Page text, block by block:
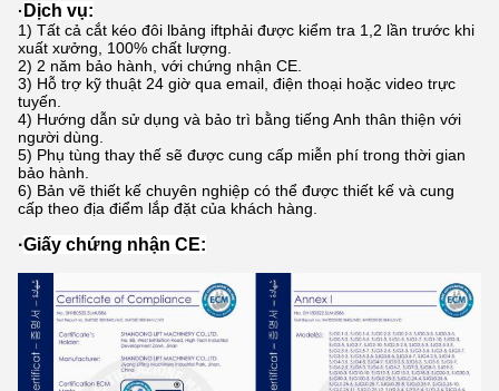
· Dịch vụ:
1) Tất cả cắt kéo đôi lbảng iftphải được kiểm tra 1,2 lần trước khi
xuất xưởng, 100% chất lượng.
2) 2 năm bảo hành, với chứng nhận CE.
3) Hỗ trợ kỹ thuật 24 giờ qua email, điện thoại hoặc video trực
tuyến.
4) Hướng dẫn sử dụng và bảo trì bằng tiếng Anh thân thiện với
người dùng.
5) Phụ tùng thay thế sẽ được cung cấp miễn phí trong thời gian
bảo hành.
6) Bản vẽ thiết kế chuyên nghiệp có thể được thiết kế và cung
cấp theo địa điểm lắp đặt của khách hàng.
·Giấy chứng nhận CE: